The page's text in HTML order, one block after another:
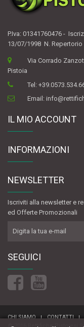
P.Iva: 01341760476 -
13/07/1998 N. Repertorio
Via Corrado
Pistoia
Tel:
Email:
IL MIO ACCOUNT
INFORMAZIONI
NEWSLETTER
Iscriviti alla newsletter e
ed Offerte Promozionali
SEGUICI
CHI SIAMO CONTATTI